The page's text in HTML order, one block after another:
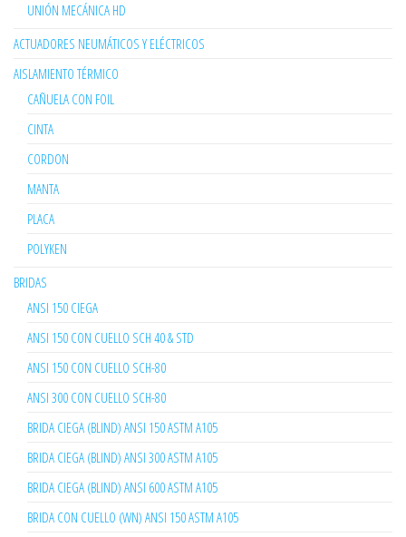
UNIÓN MECÁNICA HD
ACTUADORES NEUMÁTICOS Y ELÉCTRICOS
AISLAMIENTO TÉRMICO
CAÑUELA CON FOIL
CINTA
CORDON
MANTA
PLACA
POLYKEN
BRIDAS
ANSI 150 CIEGA
ANSI 150 CON CUELLO SCH 40 & STD
ANSI 150 CON CUELLO SCH-80
ANSI 300 CON CUELLO SCH-80
BRIDA CIEGA (BLIND) ANSI 150 ASTM A105
BRIDA CIEGA (BLIND) ANSI 300 ASTM A105
BRIDA CIEGA (BLIND) ANSI 600 ASTM A105
BRIDA CON CUELLO (WN) ANSI 150 ASTM A105